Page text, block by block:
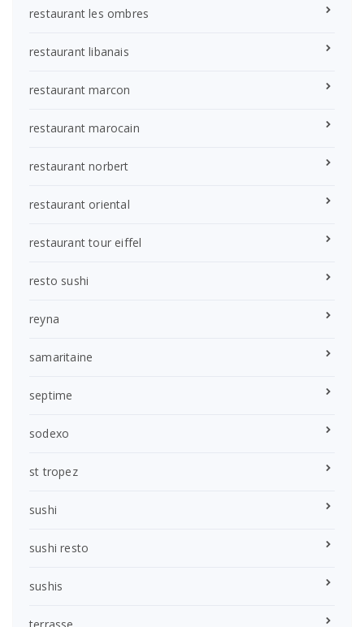
restaurant les ombres
restaurant libanais
restaurant marcon
restaurant marocain
restaurant norbert
restaurant oriental
restaurant tour eiffel
resto sushi
reyna
samaritaine
septime
sodexo
st tropez
sushi
sushi resto
sushis